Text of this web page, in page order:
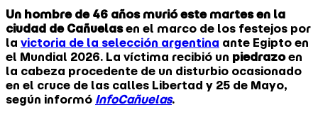
Un hombre de 46 años murió este martes en la
ciudad de Cañuelasen el marco de los festejos por
la victoria de la selección argentina ante Egipto en
el Mundial 2026. La víctima recibió un piedrazoen
la cabeza procedente de un disturbio ocasionado
en el cruce de las calles Libertad y 25 de Mayo,
según informó InfoCañuelas.